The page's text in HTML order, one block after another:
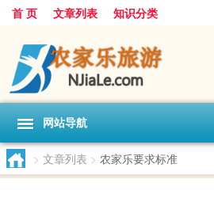
首 页 文章列表 知识分类
网站导航
> 文章列表 > 农家乐要求标准